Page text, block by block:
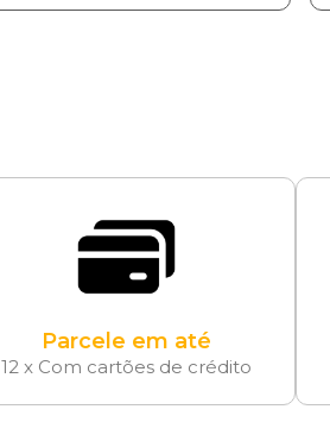
Parcele em até
12 x Com cartões de crédito